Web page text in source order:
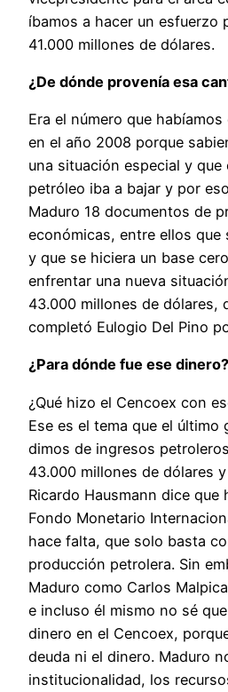
íbamos a hacer un esfuerzo
41.000 millones de dólares.
¿De dónde provenía esa
Era el número que
en el año 2008 porque
una situación especial y que
petróleo iba a bajar y por
Maduro 18 documentos de
económicas, entre ellos que
y que se hiciera un base
enfrentar una nueva
43.000 millones de dólares,
completó Eulogio Del Pino
¿Para dónde fue ese dinero?
¿Qué hizo el Cencoex con
Ese es el tema que el último
dimos de ingresos
43.000 millones de dólares
Ricardo Hausmann dice que
Fondo Monetario
hace falta, que solo basta
producción petrolera. Sin
Maduro como Carlos
e incluso él mismo no sé
dinero en el Cencoex,
deuda ni el dinero. Maduro
institucionalidad, los